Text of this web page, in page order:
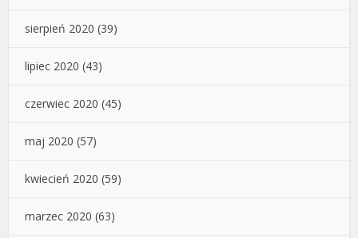
sierpień 2020 (39)
lipiec 2020 (43)
czerwiec 2020 (45)
maj 2020 (57)
kwiecień 2020 (59)
marzec 2020 (63)